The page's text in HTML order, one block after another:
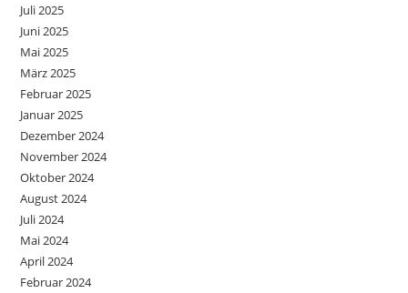
Juli 2025
Juni 2025
Mai 2025
März 2025
Februar 2025
Januar 2025
Dezember 2024
November 2024
Oktober 2024
August 2024
Juli 2024
Mai 2024
April 2024
Februar 2024